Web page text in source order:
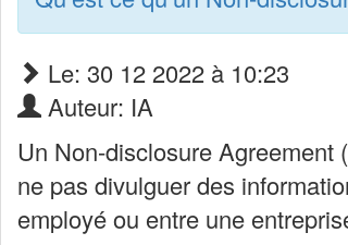
Le: 30 12 2022 à 10:23
Auteur: IA
Un Non-disclosure Agreement
ne pas divulguer des
employé ou entre une